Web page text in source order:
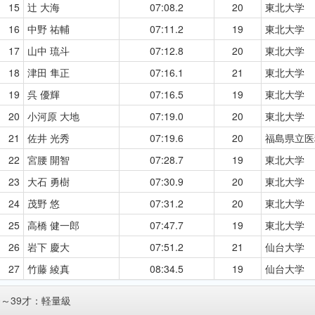
15 辻 大海 07:08.2 20
東北大学
16 中野 祐輔 07:11.2 19
東北大学
17
山中 琉斗 07:12.8 20
東北大学
18 津田 隼正 07:16.1 21
東北大学
19 呉 優輝 07:16.5 19
東北大学
20 小河原 大地 07:19.0 20
東北大学
21
佐井 光秀 07:19.6 20
福島県立
22 宮腰 開智 07:28.7 19
東北大学
23
大石 勇樹 07:30.9 20
東北大学
24
茂野 悠 07:31.2 20
東北大学
25 高橋 健一郎 07:47.7 19
東北大学
26 岩下 慶大 07:51.2 21
仙台大学
27 竹藤 綾真 08:34.5 19 仙台大学
39才：軽量級